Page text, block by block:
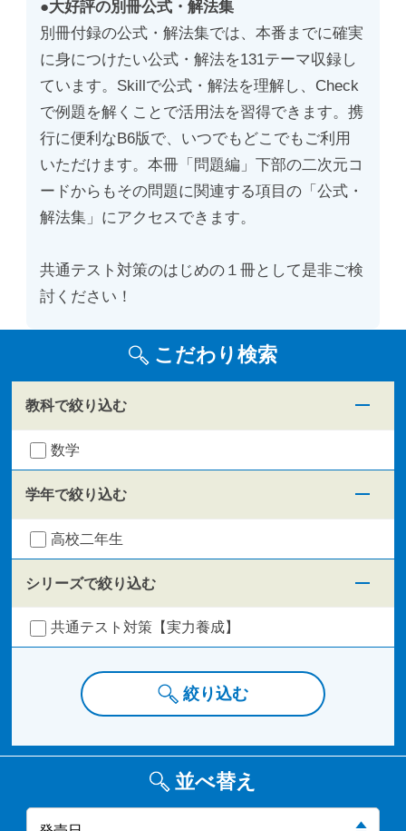
●大好評の別冊公式・解法集
別冊付録の公式・解法集では、本番までに確実
に身につけたい公式・解法を131テーマ収録し
ています。Skillで公式・解法を理解し、Check
で例題を解くことで活用法を習得できます。携
行に便利なB6版で、いつでもどこでもご利用
いただけます。本冊「問題編」下部の二次元コ
ードからもその問題に関連する項目の「公式・
解法集」にアクセスできます。
共通テスト対策のはじめの１冊として是非ご検
討ください！
こだわり検索
教科で絞り込む
数学
学年で絞り込む
高校二年生
シリーズで絞り込む
共通テスト対策【実力養成】
絞り込む
並べ替え